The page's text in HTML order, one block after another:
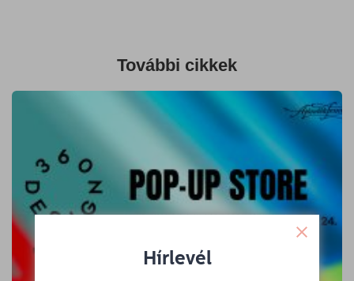
További cikkek
Hírlevél